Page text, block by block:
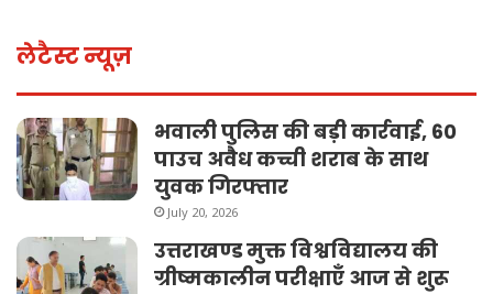
लेटैस्ट न्यूज़
भवाली पुलिस की बड़ी कार्रवाई, 60
पाउच अवैध कच्ची शराब के साथ
युवक गिरफ्तार
July 20, 2026
उत्तराखण्ड मुक्त विश्वविद्यालय की
ग्रीष्मकालीन परीक्षाएँ आज से शुरू